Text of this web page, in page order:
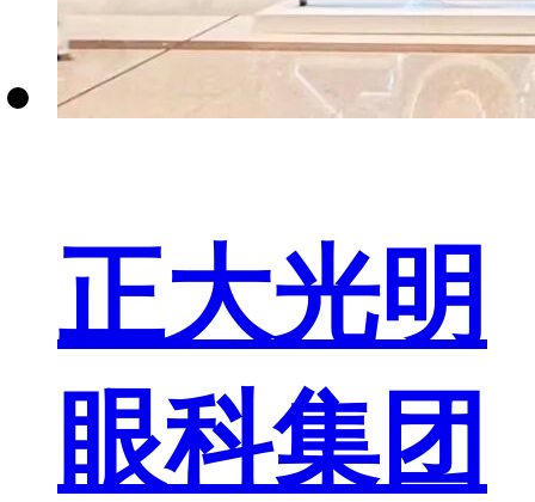
正大光明
眼科集团